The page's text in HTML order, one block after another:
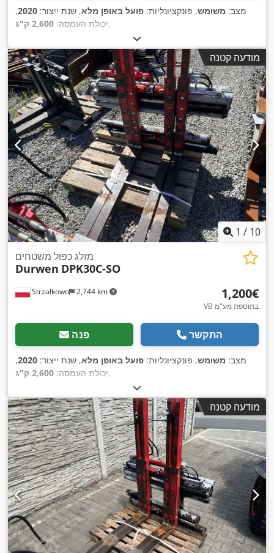
מצב: משומש, פונקציונליות: פועל באופן מלא, שנת ייצור: 2020
,
יכולת העמסה: 2,600 ק"ג ,
מודעה קטנה
1 / 10
Strzałkowo 2,744 km
מזלג כפול משטחים
Durwen DPK30C-SO
‏1,200 ‏€
VB בתוספת מע"מ
פנה התקשר
מצב: משומש, פונקציונליות: פועל באופן מלא, שנת ייצור: 2020
,
יכולת העמסה: 2,600 ק"ג ,
מודעה קטנה